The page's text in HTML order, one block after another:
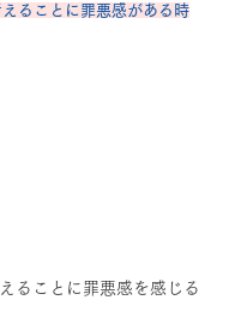
ることに罪悪感がある時
ることに罪悪感を感じる